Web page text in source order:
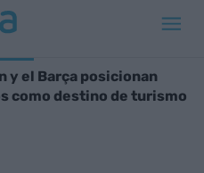
y el Barça posicionan
como destino de turismo